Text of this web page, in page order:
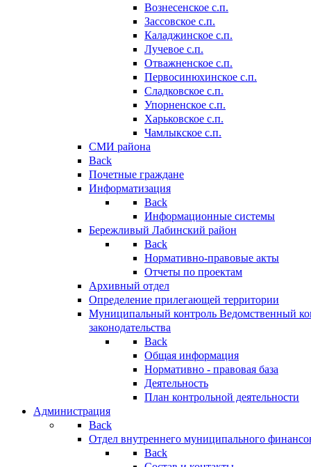
Вознесенское с.п.
Зассовское с.п.
Каладжинское с.п.
Лучевое с.п.
Отважненское с.п.
Первосинюхинское с.п.
Сладковское с.п.
Упорненское с.п.
Харьковское с.п.
Чамлыкское с.п.
СМИ района
Back
Почетные граждане
Информатизация
Back
Информационные системы
Бережливый Лабинский район
Back
Нормативно-правовые акты
Отчеты по проектам
Архивный отдел
Определение прилегающей территории
Муниципальный контроль Ведомственный
законодательства
Back
Общая информация
Нормативно - правовая база
Деятельность
План контрольной деятельности
Администрация
Back
Отдел внутреннего муниципального
Back